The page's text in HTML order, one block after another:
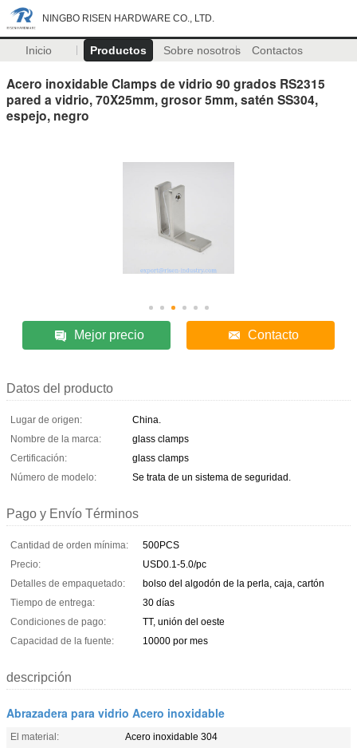
NINGBO RISEN HARDWARE CO., LTD.
Inicio Productos Sobre nosotros Contactos
Acero inoxidable Clamps de vidrio 90 grados RS2315
pared a vidrio, 70X25mm, grosor 5mm, satén SS304,
espejo, negro
Mejor precio Contacto
Datos del producto
Lugar de origen:
China.
Nombre de la marca:
glass clamps
Certificación:
glass clamps
Número de modelo:
Se trata de un sistema de seguridad.
Pago y Envío Términos
Cantidad de orden mínima:
500PCS
Precio:
USD0.1-5.0/pc
Detalles de empaquetado:
bolso del algodón de la perla, caja, cartón
Tiempo de entrega:
30 días
Condiciones de pago:
TT, unión del oeste
Capacidad de la fuente:
10000 por mes
descripción
Abrazadera para vidrio Acero inoxidable
El material:
Acero inoxidable 304